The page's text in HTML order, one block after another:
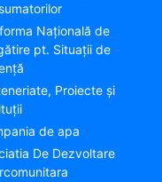
Națională de
pt. Situații de
Proiecte și
de apa
De Dezvoltare